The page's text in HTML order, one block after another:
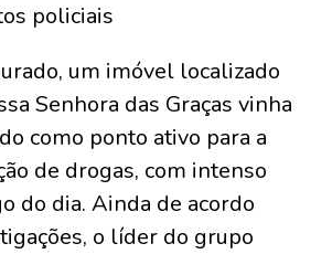
policiais
um imóvel localizado
Senhora das Graças vinha
como ponto ativo para a
de drogas, com intenso
do dia. Ainda de acordo
o líder do grupo